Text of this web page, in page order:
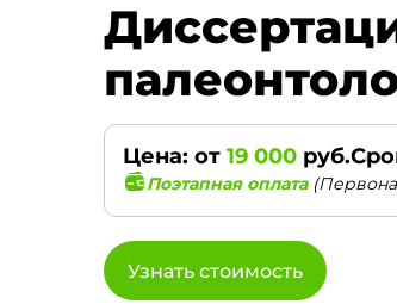
Цена: от 19 000 руб.
Поэтапная оплата
Узнать стоимость